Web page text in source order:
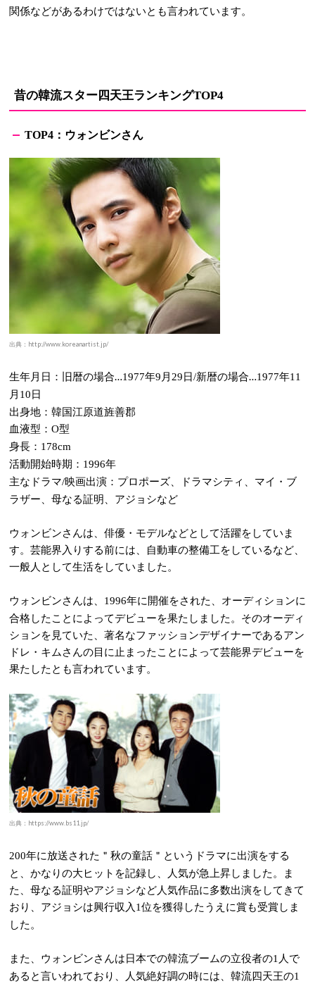
関係などがあるわけではないとも言われています。
昔の韓流スター四天王ランキングTOP4
TOP4 ：ウォンビンさん
出典：http://www.koreanartist.jp/
生年月日：旧暦の場合…1977年9 月 29日/新暦の場合…1977年11
月 10日
出身地：韓国江原道旌善郡
血液型： O型
身長： 178cm
活動開始時期： 1996年
主なドラマ/映画出演：プロポーズ、ドラマシティ、マイ・ブ
ラザー、母なる証明、アジョシなど
ウォンビンさんは、俳優・モデルなどとして活躍をしていま
す。芸能界入りする前には、自動車の整備工をしているなど、
一般人として生活をしていました。
ウォンビンさんは、 1996年に開催をされた、オーディションに
合格したことによってデビューを果たしました。そのオーディ
ションを見ていた、著名なファッションデザイナーであるアン
ドレ・キムさんの目に止まったことによって芸能界デビューを
果たしたとも言われています。
出典：https://www.bs11.jp/
200年に放送された＂秋の童話＂というドラマに出演をする
と、かなりの大ヒットを記録し、人気が急上昇しました。ま
た、母なる証明やアジョシなど人気作品に多数出演をしてきて
おり、アジョシは興行収入 1位を獲得したうえに賞も受賞しま
した。
また、ウォンビンさんは日本での韓流ブームの立役者の1 人で
あると言いわれており、人気絶好調の時には、韓流四天王の1